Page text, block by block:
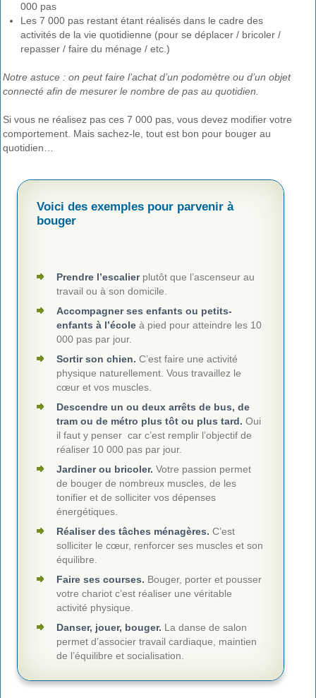
000 pas
Les 7 000 pas restant étant réalisés dans le cadre des
activités de la vie quotidienne (pour se déplacer / bricoler /
repasser / faire du ménage / etc.)
Notre astuce : on peut faire l’achat d’un podomètre ou d’un objet
connecté afin de mesurer le nombre de pas au quotidien.
Si vous ne réalisez pas ces 7 000 pas, vous devez modifier votre
comportement. Mais sachez-le, tout est bon pour bouger au
quotidien…
Voici des exemples pour parvenir à
bouger
Prendre l’escalierplutôt que l’ascenseur au
travail ou à son domicile.
Accompagner ses enfants ou petits-
enfants à l’école à pied pour atteindre les 10
000 pas par jour.
Sortir son chien. C’est faire une activité
physique naturellement. Vous travaillez le
cœur et vos muscles.
Descendre un ou deux arrêts de bus, de
tram ou de métro plus tôt ou plus tard. Oui
il faut y penser car c’est remplir l’objectif de
réaliser 10 000 pas par jour.
Jardiner ou bricoler. Votre passion permet
de bouger de nombreux muscles, de les
tonifier et de solliciter vos dépenses
énergétiques.
Réaliser des tâches ménagères. C’est
solliciter le cœur, renforcer ses muscles et son
équilibre.
Faire ses courses. Bouger, porter et pousser
votre chariot c’est réaliser une véritable
activité physique.
Danser, jouer, bouger. La danse de salon
permet d’associer travail cardiaque, maintien
de l’équilibre et socialisation.